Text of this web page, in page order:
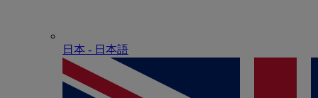
日本 - ⽇本語